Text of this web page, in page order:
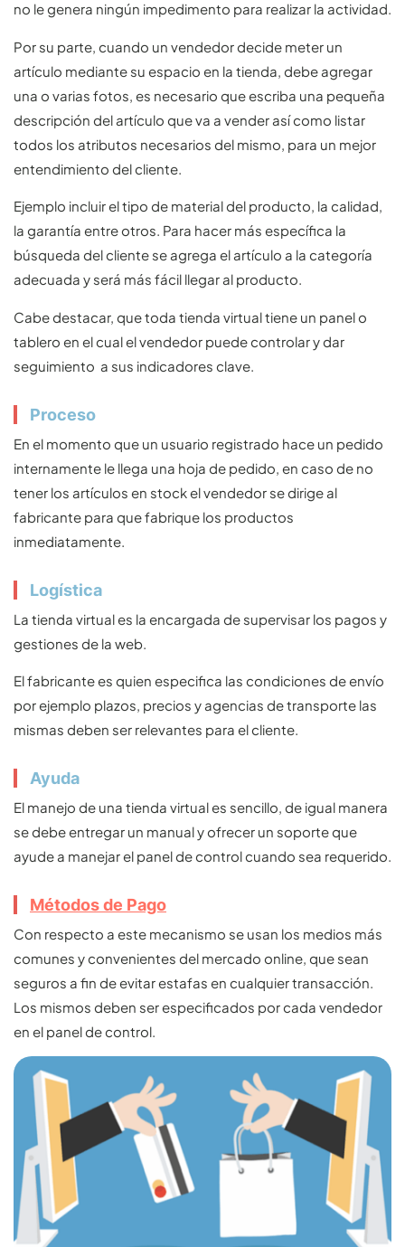
no le genera ningún impedimento para realizar la actividad.
Por su parte, cuando un vendedor decide meter un
artículo mediante su espacio en la tienda, debe agregar
una o varias fotos, es necesario que escriba una pequeña
descripción del artículo que va a vender así como listar
todos los atributos necesarios del mismo, para un mejor
entendimiento del cliente.
Ejemplo incluir el tipo de material del producto, la calidad,
la garantía entre otros. Para hacer más específica la
búsqueda del cliente se agrega el artículo a la categoría
adecuada y será más fácil llegar al producto.
Cabe destacar, que toda tienda virtual tiene un panel o
tablero en el cual el vendedor puede controlar y dar
seguimiento a sus indicadores clave.
Proceso
En el momento que un usuario registrado hace un pedido
internamente le llega una hoja de pedido, en caso de no
tener los artículos en stock el vendedor se dirige al
fabricante para que fabrique los productos
inmediatamente.
Logística
La tienda virtual es la encargada de supervisar los pagos y
gestiones de la web.
El fabricante es quien especifica las condiciones de envío
por ejemplo plazos, precios y agencias de transporte las
mismas deben ser relevantes para el cliente.
Ayuda
El manejo de una tienda virtual es sencillo, de igual manera
se debe entregar un manual y ofrecer un soporte que
ayude a manejar el panel de control cuando sea requerido.
Métodos de Pago
Con respecto a este mecanismo se usan los medios más
comunes y convenientes del mercado online, que sean
seguros a fin de evitar estafas en cualquier transacción.
Los mismos deben ser especificados por cada vendedor
en el panel de control.